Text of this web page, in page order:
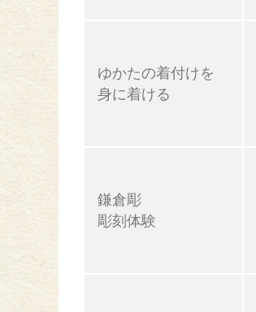
ゆかたの着付けを
身に着ける
鎌倉彫
彫刻体験